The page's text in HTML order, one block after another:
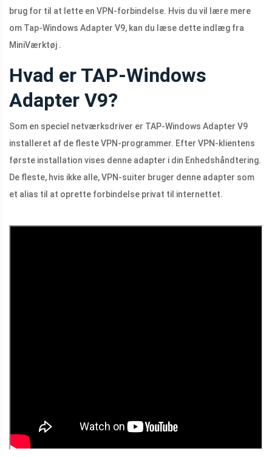
brug for til at lette en VPN-forbindelse. Hvis du vil lære mere
om Tap-Windows Adapter V9, kan du læse dette indlæg fra
MiniVærktøj .
Hvad er TAP-Windows
Adapter V9?
Som en speciel netværksdriver er TAP-Windows Adapter V9
installeret af de fleste VPN-programmer. Efter VPN-klientens
første installation vises denne adapter i din Enhedshåndtering.
De fleste, hvis ikke alle, VPN-suiter bruger denne adapter som
et alias til at oprette forbindelse privat til internettet.